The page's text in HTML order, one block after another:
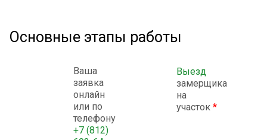
Основные этапы работы
Ваша
заявка
онлайн
или по
телефону
+7 (812)
Выезд
замерщика
на
участок *